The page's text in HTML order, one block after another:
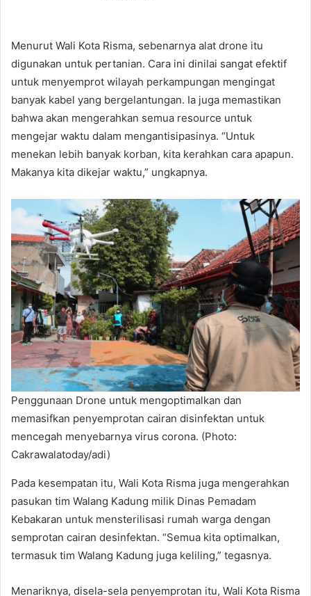
Menurut Wali Kota Risma, sebenarnya alat drone itu
digunakan untuk pertanian. Cara ini dinilai sangat efektif
untuk menyemprot wilayah perkampungan mengingat
banyak kabel yang bergelantungan. Ia juga memastikan
bahwa akan mengerahkan semua resource untuk
mengejar waktu dalam mengantisipasinya. “Untuk
menekan lebih banyak korban, kita kerahkan cara apapun.
Makanya kita dikejar waktu,” ungkapnya.
Penggunaan Drone untuk mengoptimalkan dan
memasifkan penyemprotan cairan disinfektan untuk
mencegah menyebarnya virus corona. (Photo:
Cakrawalatoday/adi)
Pada kesempatan itu, Wali Kota Risma juga mengerahkan
pasukan tim Walang Kadung milik Dinas Pemadam
Kebakaran untuk mensterilisasi rumah warga dengan
semprotan cairan desinfektan. “Semua kita optimalkan,
termasuk tim Walang Kadung juga keliling,” tegasnya.
Menariknya, disela-sela penyemprotan itu, Wali Kota Risma